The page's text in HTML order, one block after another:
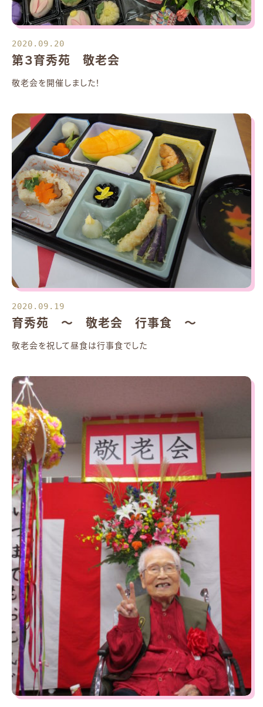
2020.09.20
第３育秀苑 敬老会
敬老会を開催しました！
2020.09.19
育秀苑 ～ 敬老会 行事食 ～
敬老会を祝して昼食は行事食でした